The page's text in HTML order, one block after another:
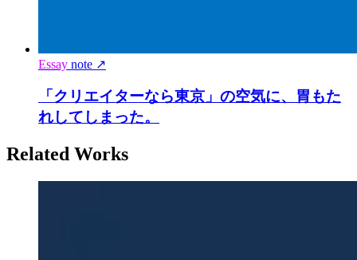
Essay note ↗
「クリエイターなら東京」の空気に、胃もた
れしてしまった。
Related Works